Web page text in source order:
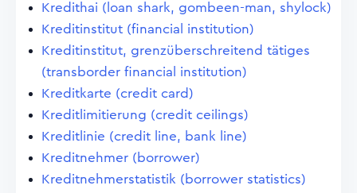
Kredithai (loan shark, gombeen-man, shylock)
Kreditinstitut (financial institution)
Kreditinstitut, grenzüberschreitend tätiges
(transborder financial institution)
Kreditkarte (credit card)
Kreditlimitierung (credit ceilings)
Kreditlinie (credit line, bank line)
Kreditnehmer (borrower)
Kreditnehmerstatistik (borrower statistics)